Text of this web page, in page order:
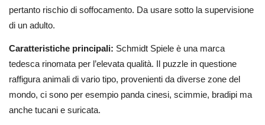
pertanto rischio di soffocamento. Da usare sotto la supervisione
di un adulto.
Caratteristiche principali: Schmidt Spiele è una marca
tedesca rinomata per l’elevata qualità. Il puzzle in questione
raffigura animali di vario tipo, provenienti da diverse zone del
mondo, ci sono per esempio panda cinesi, scimmie, bradipi ma
anche tucani e suricata.